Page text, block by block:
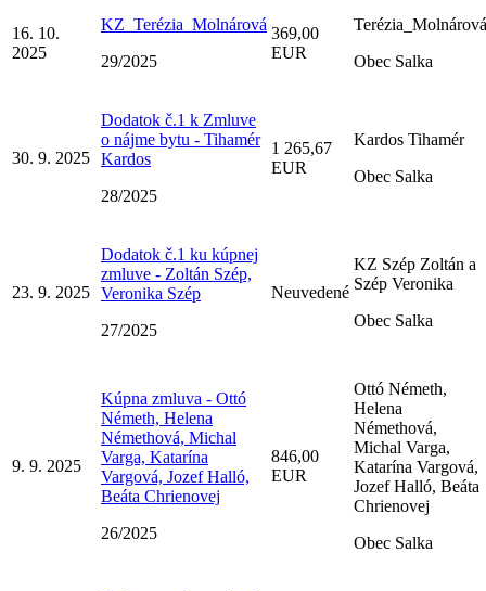
16. 10.
2025
KZ_Terézia_Molnárová
29/2025
369,00
EUR
Terézia_Molnárová
Obec Salka
30. 9. 2025
Dodatok č.1 k Zmluve
o nájme bytu - Tihamér
Kardos
28/2025
1 265,67
EUR
Kardos Tihamér
Obec Salka
23. 9. 2025
Dodatok č.1 ku kúpnej
zmluve - Zoltán Szép,
Veronika Szép
27/2025
Neuvedené
KZ Szép Zoltán a
Szép Veronika
Obec Salka
9. 9. 2025
Kúpna zmluva - Ottó
Németh, Helena
Némethová, Michal
Varga, Katarína
Vargová, Jozef Halló,
Beáta Chrienovej
26/2025
846,00
EUR
Ottó Németh,
Helena
Némethová,
Michal Varga,
Katarína Vargová,
Jozef Halló, Beáta
Chrienovej
Obec Salka